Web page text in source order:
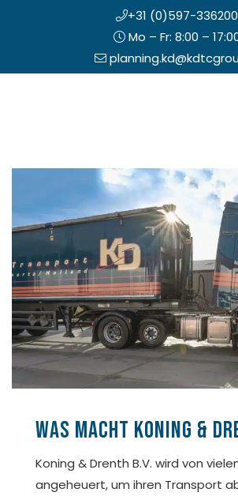
+31 (0)597-336200
Mo – Fr: 8:00 –
Was macht Koning &
Koning & Drenth B.V. wird von
angeheuert, um ihren Transport